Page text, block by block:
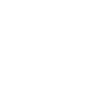
商業銀行
銀行